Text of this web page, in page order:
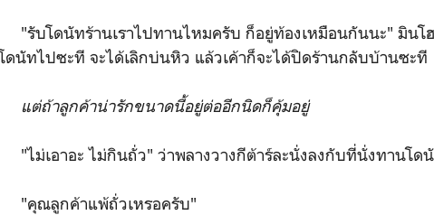
"รับโดนัทร้านเราไปทานไหมครับ ก็อยู่ท้องเหมือนกันนะ" มินโ
ดนัทไปซะที จะได้เลิกบ่นหิว แล้วเค้าก็จะได้ปิดร้านกลับบ้านซะที
แต่ถ้าลูกค้าน่ารักขนาดนี้อยู่ต่ออีกนิดก็คุ้มอยู่
"ไม่เอาอะ ไม่กินถั่ว" ว่าพลางวางกีต้าร์ละนั่งลงกับที่นั่งทานโด
"คุณลูกค้าแพ้ถั่วเหรอครับ"